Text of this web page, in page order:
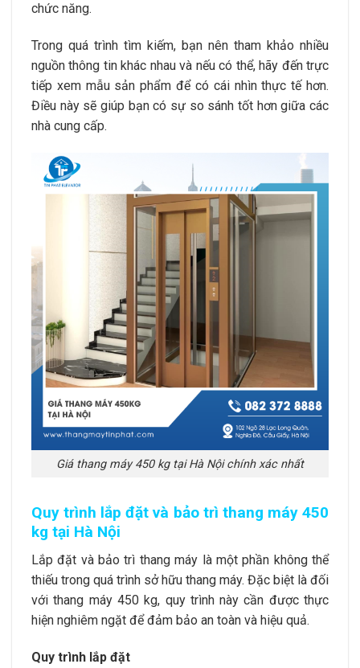
chức năng.
Trong quá trình tìm kiếm, bạn nên tham khảo nhiều
nguồn thông tin khác nhau và nếu có thể, hãy đến trực
tiếp xem mẫu sản phẩm để có cái nhìn thực tế hơn.
Điều này sẽ giúp bạn có sự so sánh tốt hơn giữa các
nhà cung cấp.
Giá thang máy 450 kg tại Hà Nội chính xác nhất
Quy trình lắp đặt và bảo trì thang máy 450
kg tại Hà Nội
Lắp đặt và bảo trì thang máy là một phần không thể
thiếu trong quá trình sở hữu thang máy. Đặc biệt là đối
vớithang máy 450 kg, quy trình này cần được thực
hiện nghiêm ngặt để đảm bảo an toàn và hiệu quả.
Quy trình lắp đặt